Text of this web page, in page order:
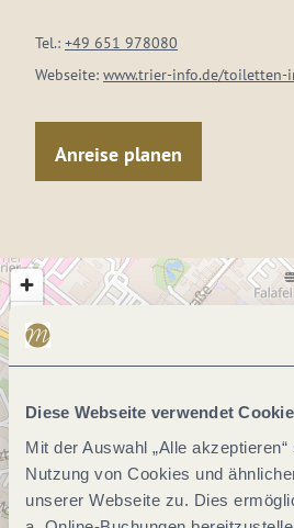
Diese Webseite verwendet
Mit der Auswahl „Alle
Nutzung von Cookies und
unserer Webseite zu. Dies
Tel.: +49 651 978080
Webseite: www.trier-info.de/toiletten-
Anreise planen